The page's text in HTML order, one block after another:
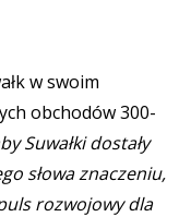
w swoim
obchodów 300-
Suwałki dostały
słowa znaczeniu,
rozwojowy dla